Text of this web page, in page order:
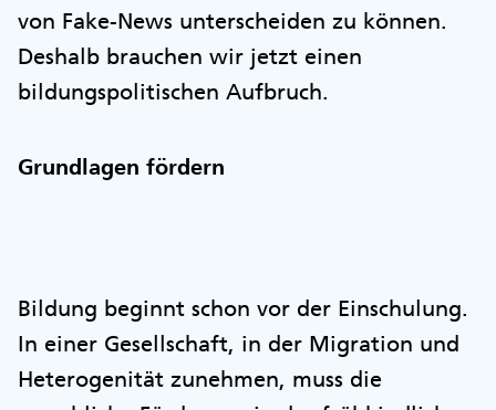
von Fake-News unterscheiden zu können.
Deshalb brauchen wir jetzt einen
bildungspolitischen Aufbruch.
Grundlagen fördern
Bildung beginnt schon vor der Einschulung.
In einer Gesellschaft, in der Migration und
Heterogenität zunehmen, muss die